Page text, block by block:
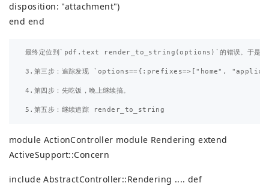
disposition: "attachment")
end end
最终定位到`pdf.text render_to_string(options)`的错误。于是
3.第三步：追踪发现 `options=={:prefixes=>["home",
4.第四步：先吃饭，晚上继续搞。
module ActionController module Rendering extend
ActiveSupport::Concern
include AbstractController::Rendering .... def